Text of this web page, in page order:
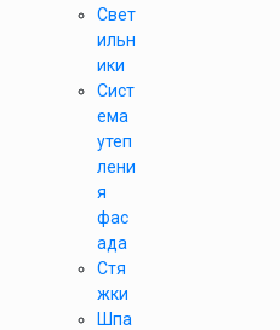
Свет
ильн
ики
Сист
ема
утеп
лени
я
фас
ада
Стя
жки
Шпа